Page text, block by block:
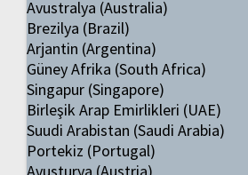
Avustralya (Australia)
Brezilya (Brazil)
Arjantin (Argentina)
Güney Afrika (South Africa)
Singapur (Singapore)
Birleşik Arap Emirlikleri (UAE)
Suudi Arabistan (Saudi Arabia)
Portekiz (Portugal)